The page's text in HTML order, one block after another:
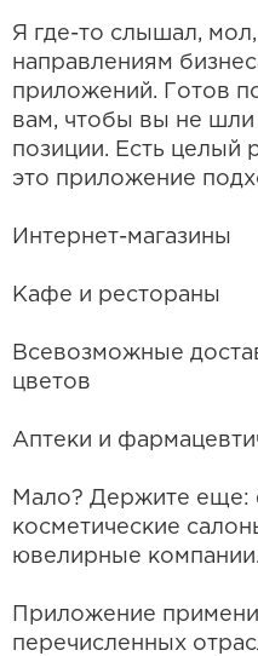
Я где-то слышал,
направлениям
приложений. Готов
вам, чтобы вы не
позиции. Есть целый
это приложение
Интернет-магазины
Кафе и рестораны
Всевозможные
цветов
Аптеки и
Мало? Держите еще:
косметические
ювелирные компании.
Приложение
перечисленных